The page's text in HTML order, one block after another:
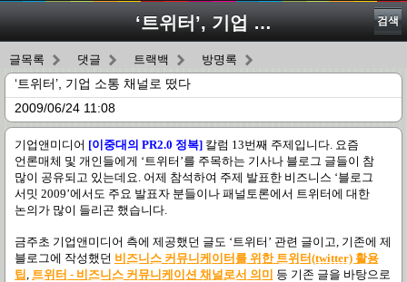
‘트위터’, 기업 소통 채널로 떴다 검색
글목록 댓글 트랙백 방명록
‘트위터’, 기업 소통 채널로 떴다
2009/06/24 11:08
기업앤미디어 [이중대의 PR2.0 정복] 칼럼 13번째 주제입니다. 요즘
언론매체 및 개인들에게 ‘트위터 ’를 주목하는 기사나 블로그 글들이 참
많이 공유되고 있는데요. 어제 참석하여 주제 발표한 비즈니스 ‘블로그
서밋 2009’에서도 주요 발표자 분들이나 패널토론에서 트위터에 대한
논의가 많이 들리곤 했습니다.
금주초 기업앤미디어 측에 제공했던 글도 ‘트위터 ’ 관련 글이고, 기존에 제
블로그에 작성했던 비즈니스 커뮤니케이터를 위한 트위터(twitter) 활용
팁, 트위터 - 비즈니스 커뮤니케이션 채널로서 의미 등 기존 글을 바탕으로